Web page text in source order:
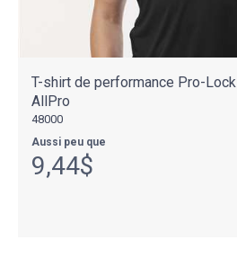
T-shirt de performance Pro-Lock
AllPro
48000
Aussi peu que
9,44$